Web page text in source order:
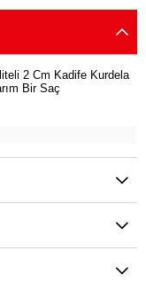
2 Cm Kadife Kurdela
Bir Saç